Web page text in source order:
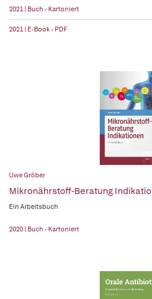
2021 | Buch - Kartoniert
2021 | E-Book - PDF
Uwe Gröber
Mikronährstoff-Beratung
Ein Arbeitsbuch
2020 | Buch - Kartoniert